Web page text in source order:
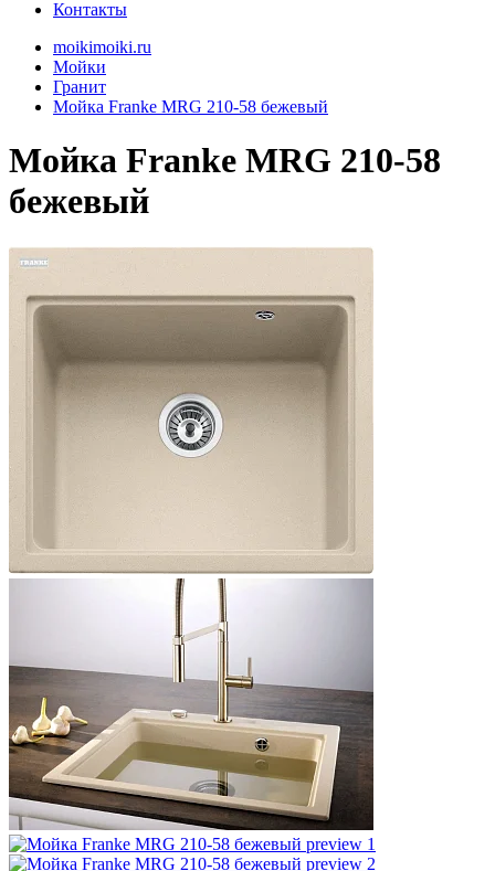
Контакты
moikimoiki.ru
Мойки
Гранит
Мойка Franke MRG 210-58 бежевый
Мойка Franke MRG 210-58
бежевый